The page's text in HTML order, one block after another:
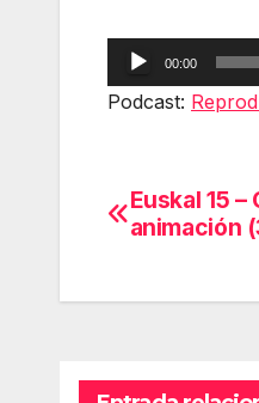
Reproductor
de
00:00
Podcast:
Euskal 15
animación